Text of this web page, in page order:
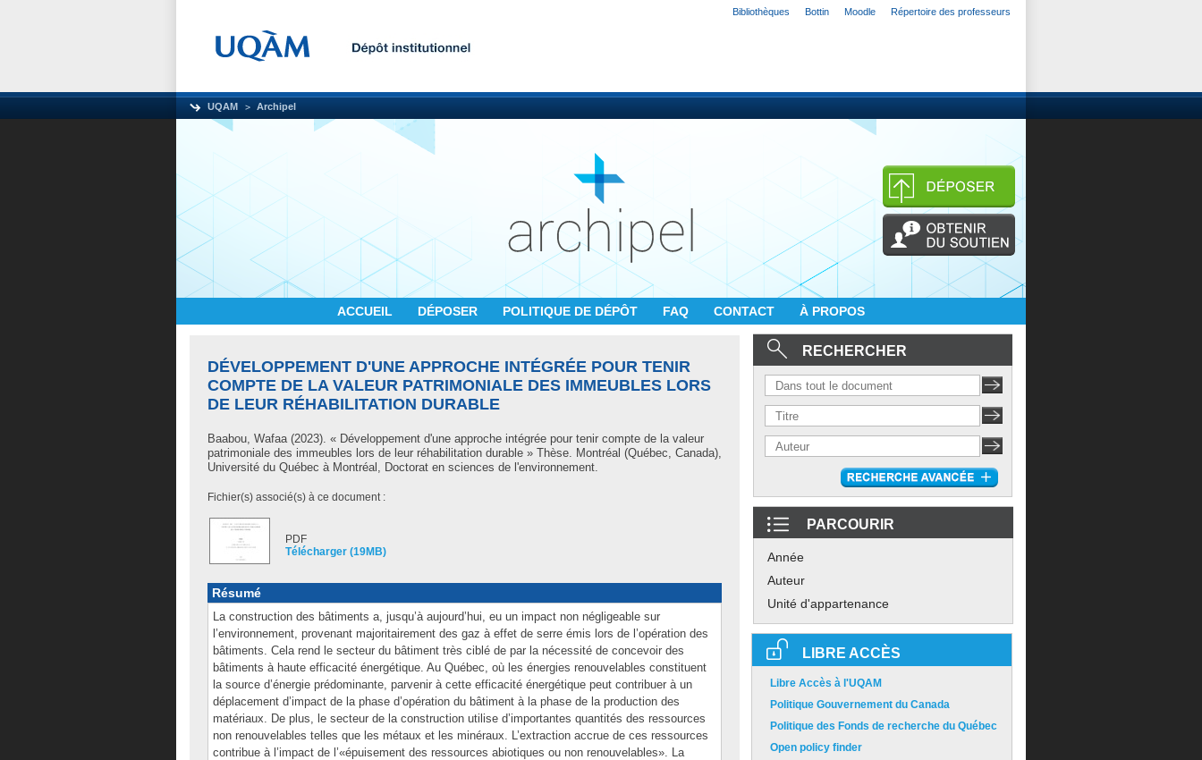
Bibliothèques Bottin Moodle Répertoire des professeurs
UQAM Archipel
ACCUEIL DÉPOSER POLITIQUE DE DÉPÔT FAQ CONTACT À PROPOS
DÉVELOPPEMENT D'UNE APPROCHE INTÉGRÉE POUR TENIR
COMPTE DE LA VALEUR PATRIMONIALE DES IMMEUBLES LORS
DE LEUR RÉHABILITATION DURABLE
Baabou, Wafaa(2023). « Développement d'une approche intégrée pour tenir compte de la valeur
patrimoniale des immeubles lors de leur réhabilitation durable » Thèse. Montréal (Québec, Canada),
Université du Québec à Montréal, Doctorat en sciences de l'environnement.
Fichier(s) associé(s) à ce document :
PDF
Télécharger (19MB)
Résumé
La construction des bâtiments a, jusqu’à aujourd’hui, eu un impact non négligeable sur
l’environnement, provenant majoritairement des gaz à effet de serre émis lors de l’opération des
bâtiments. Cela rend le secteur du bâtiment très ciblé de par la nécessité de concevoir des
bâtiments à haute efficacité énergétique. Au Québec, où les énergies renouvelables constituent
la source d’énergie prédominante, parvenir à cette efficacité énergétique peut contribuer à un
déplacement d’impact de la phase d’opération du bâtiment à la phase de la production des
matériaux. De plus, le secteur de la construction utilise d’importantes quantités des ressources
non renouvelables telles que les métaux et les minéraux. L’extraction accrue de ces ressources
contribue à l’impact de l’«épuisement des ressources abiotiques ou non renouvelables». La
RECHERCHER
PARCOURIR
Année
Auteur
Unité d'appartenance
LIBRE ACCÈS
Libre Accès à l'UQAM
Politique Gouvernement du Canada
Politique des Fonds de recherche du Québec
Open policy finder